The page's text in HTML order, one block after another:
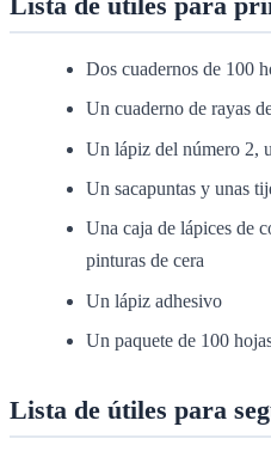
Dos cuadernos de 100
Un cuaderno de rayas
Un lápiz del número 2,
Un sacapuntas y unas
Una caja de lápices de
pinturas de cera
Un lápiz adhesivo
Un paquete de 100
Lista de útiles para